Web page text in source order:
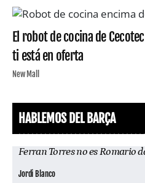
El robot de cocina de
ti está en oferta
New Mall
HABLEMOS DEL BARÇA
Ferran Torres no es Romario
Jordi Blanco